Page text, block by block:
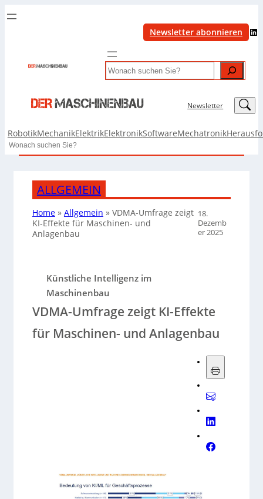
Newsletter abonnieren LinkedIn
Search
Newsletter LinkedIn
RobotikMechanikElektrikElektronikSoftwareMechatronik
Search
ALLGEMEIN
Home» Allgemein » VDMA-Umfrage zeigt
KI-Effekte für Maschinen- und
Anlagenbau
18.
Dezemb
er 2025
Künstliche Intelligenz im
Maschinenbau
VDMA-Umfrage zeigt KI-Effekte
für Maschinen- und Anlagenbau